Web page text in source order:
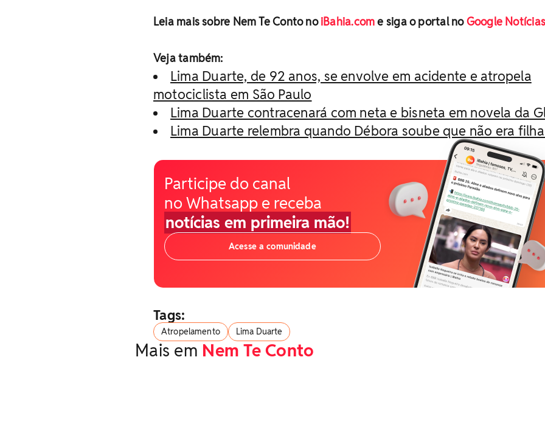
Leia mais sobre Nem Te Conto noiBahia.come siga o portal noGoogle Notícias
Veja também:
Lima Duarte, de 92 anos, se envolve em acidente e atropela
motociclista em São Paulo
Lima Duarte contracenará com neta e bisneta em novela da
Lima Duarte relembra quando Débora soube que não era
Participe do canal
no Whatsapp e receba
notícias em primeira mão!
Acesse a comunidade
Tags:
Atropelamento Lima Duarte
Mais em Nem Te Conto